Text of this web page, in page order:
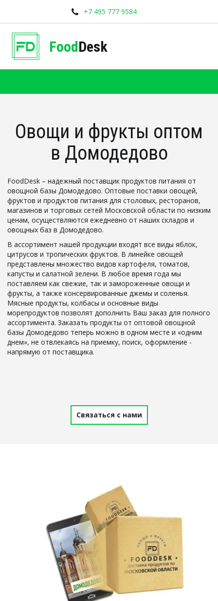
+7 495 777 9584
FoodDesk
Овощи и фрукты оптом
в Домодедово
FoodDesk – надежный поставщик продуктов питания от
овощной базы Домодедово. Оптовые поставки овощей,
фруктов и продуктов питания для столовых, ресторанов,
магазинов и торговых сетей Московской области по низким
ценам, осуществляются ежедневно от наших складов и
овощных баз в Домодедово.
В ассортимент нашей продукции входят все виды яблок,
цитрусов и тропических фруктов. В линейке овощей
представлены множество видов картофеля, томатов,
капусты и салатной зелени. В любое время года мы
поставляем как свежие, так и замороженные овощи и
фрукты, а также консервированные джемы и соленья.
Мясные продукты, колбасы и основные виды
морепродуктов позволят дополнить Ваш заказ для полного
ассортимента. Заказать продукты от оптовой овощной
базы Домодедово теперь можно в одном месте и «одним
днем», не отвлекаясь на приемку, поиск, оформление -
напрямую от поставщика.
Связаться с нами